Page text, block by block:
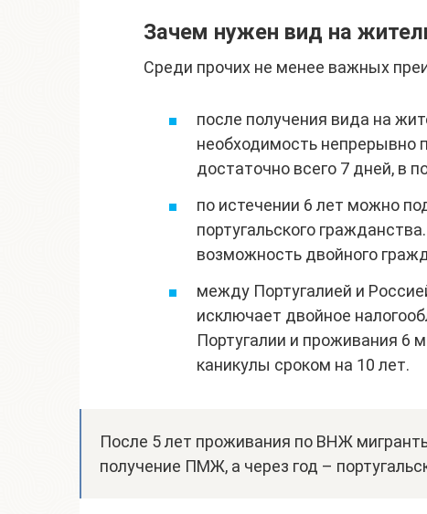
Зачем нужен вид на
Среди прочих не менее важных
после получения вида на
необходимость непрерывно
достаточно всего 7 дней, в
по истечении 6 лет можно
португальского
возможность двойного
между Португалией и
исключает двойное
Португалии и проживания 6
каникулы сроком на 10 лет.
После 5 лет проживания по ВНЖ
получение ПМЖ, а через год –